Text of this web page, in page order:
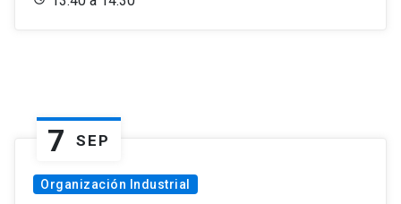
7 SEP
Organización Industrial